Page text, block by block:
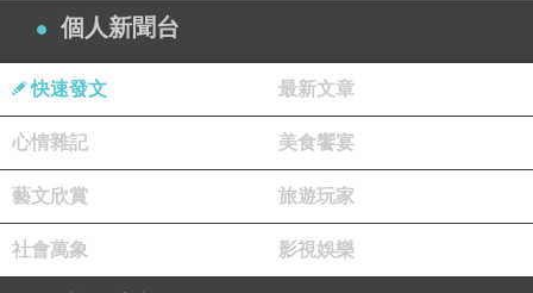
鹹、油、香、辣，非常下飯，
胃口大開能吃數 碗大米 飯 。
命運好好玩 招財黃金龍牌
個人新聞台
快速發文 最新文章
心情雜記 美食饗宴
藝文欣賞 旅遊玩家
社會萬象 影視娛樂